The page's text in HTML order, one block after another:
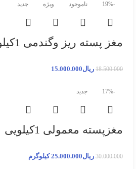
-19% ناموجود ویژه جدید
مغز پسته ریز وگندمی 1کیلویی
18.500.000 ریال15.000.000
-17% جدید
مغزپسته معمولی 1کیلویی
30.000.000 ریال25.000.000 کیلوگرم